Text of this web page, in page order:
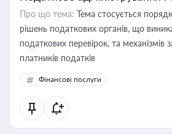
Про що тема: Тема стосується
рішень податкових органів, що
податкових перевірок, та механізмів
платників податків
Фінансові послуги